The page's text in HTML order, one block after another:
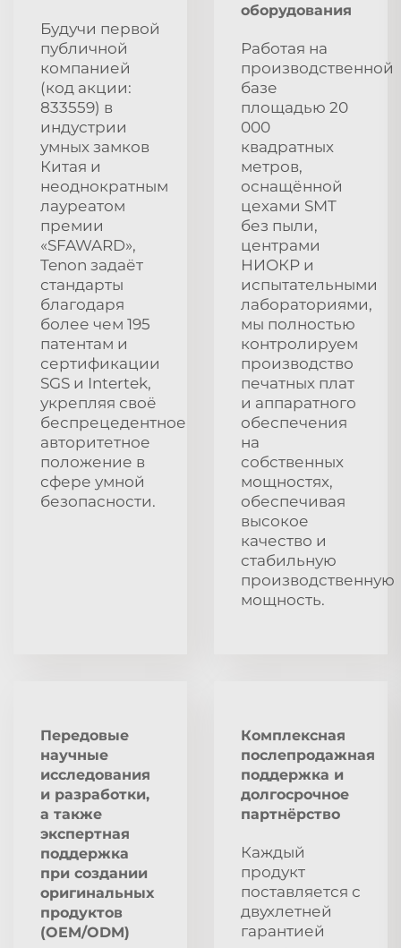
Будучи первой
публичной
компанией
(код акции:
833559) в
индустрии
умных замков
Китая и
неоднократным
лауреатом
премии
«SFAWARD»,
Tenon задаёт
стандарты
благодаря
более чем 195
патентам и
сертификации
SGS и Intertek,
укрепляя своё
беспрецедентное
авторитетное
положение в
сфере умной
безопасности.
оборудования
Работая на
производственной
базе
площадью 20
000
квадратных
метров,
оснащённой
цехами SMT
без пыли,
центрами
НИОКР и
испытательными
лабораториями,
мы полностью
контролируем
производство
печатных плат
и аппаратного
обеспечения
на
собственных
мощностях,
обеспечивая
высокое
качество и
стабильную
производственную
мощность.
Передовые
научные
исследования
и разработки,
а также
экспертная
поддержка
при создании
оригинальных
продуктов
(OEM/ODM)
Комплексная
послепродажная
поддержка и
долгосрочное
партнёрство
Каждый
продукт
поставляется с
двухлетней
гарантией